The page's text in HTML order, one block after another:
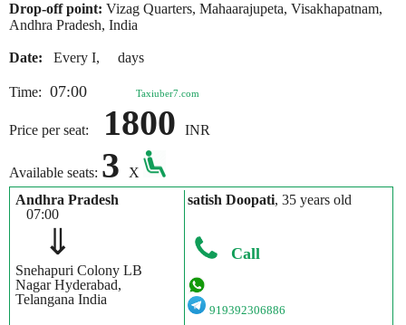
Drop-off point: Vizag Quarters, Mahaarajupeta, Visakhapatnam,
Andhra Pradesh, India
Date: Every I, days
Time: 07:00 Taxiuber7.com
Price per seat: 1800 INR
Available seats: 3
X
Andhra Pradesh
07:00
⇓
Snehapuri Colony LB
Nagar Hyderabad,
Telangana India
satish Doopati, 35 years old
Call
919392306886